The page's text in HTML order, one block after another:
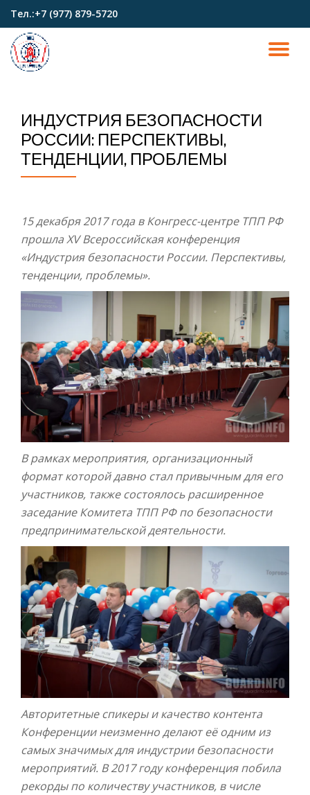
Перейти
содержимому
Тел.:+7 (977) 879-5720
ИНДУСТРИЯ БЕЗОПАСНОСТИ
РОССИИ: ПЕРСПЕКТИВЫ,
ТЕНДЕНЦИИ, ПРОБЛЕМЫ
15 декабря 2017 года в Конгресс-центре ТПП РФ
прошла XV Всероссийская конференция
«Индустрия безопасности России. Перспективы,
тенденции, проблемы».
В рамках мероприятия, организационный
формат которой давно стал привычным для его
участников, также состоялось расширенное
заседание Комитета ТПП РФ по безопасности
предпринимательской деятельности.
Авторитетные спикеры и качество контента
Конференции неизменно делают её одним из
самых значимых для индустрии безопасности
мероприятий. В 2017 году конференция побила
рекорды по количеству участников, в числе